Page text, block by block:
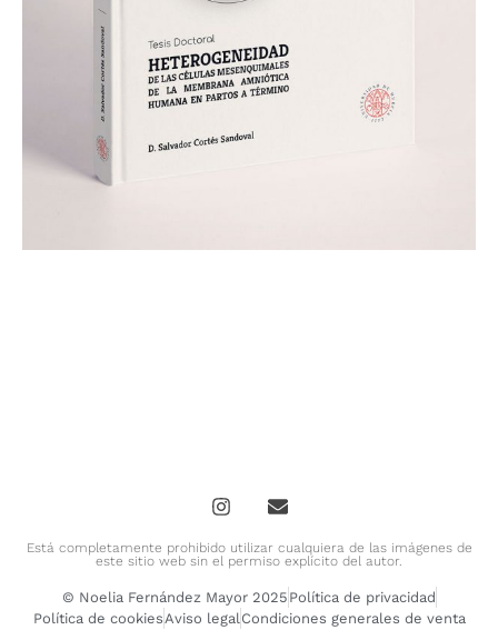
Está completamente prohibido utilizar cualquiera de las imágenes de
este sitio web sin el permiso explícito del autor.
© Noelia Fernández Mayor 2025 Política de privacidad
Política de cookiesAviso legalCondiciones generales de venta